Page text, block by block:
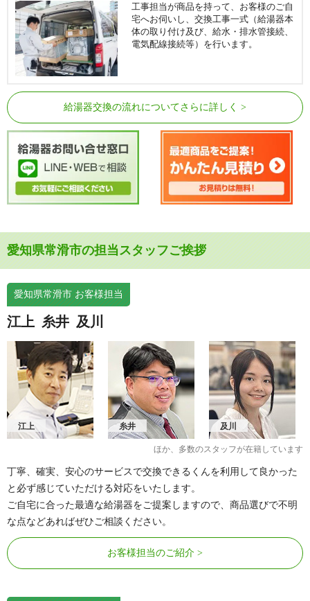
工事担当が商品を持って、お客様のご自
宅へお伺いし、交換工事一式（給湯器本
体の取り付け及び、給水・排水管接続、
電気配線接続等）を行います。
給湯器交換の流れについてさらに詳しく
愛知県常滑市の担当スタッフご挨拶
愛知県常滑市 お客様担当
江上 糸井 及川
江上 糸井 及川
ほか、多数のスタッフが在籍しています
丁寧、確実、安心のサービスで交換できるくんを利用して良かった
と必ず感じていただける対応をいたします。
ご自宅に合った最適な給湯器をご提案しますので、商品選びで不明
な点などあればぜひご相談ください。
お客様担当のご紹介